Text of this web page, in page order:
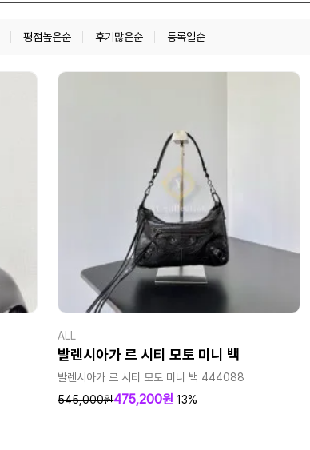
평점높은순 후기많은순 등록일순
ALL
발렌시아가 르 시티 모토 미니 백
발렌시아가 르 시티 모토 미니 백 444088
545,000원475,200원 13%